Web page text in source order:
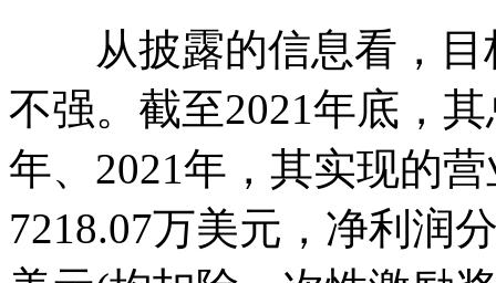
从披露的信息看，目
不强。截至2021年底，
年、2021年，其实现的
7218.07万美元，净利润